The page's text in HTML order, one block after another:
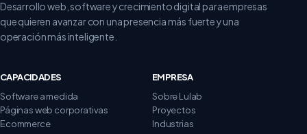
Desarrollo web, software y crecimiento digital para empresas
que quieren avanzar con una presencia más fuerte y una
operación más inteligente.
CAPACIDADES
Software a medida
Páginas web corporativas
Ecommerce
EMPRESA
Sobre Lulab
Proyectos
Industrias